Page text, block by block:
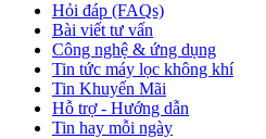
Hỏi đáp (FAQs)
Bài viết tư vấn
Công nghệ & ứng dụng
Tin tức máy lọc không khí
Tin Khuyến Mãi
Hỗ trợ - Hướng dẫn
Tin hay mỗi ngày